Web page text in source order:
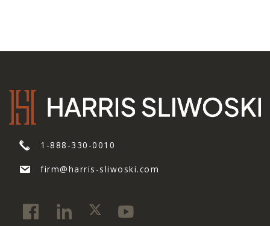
1-888-330-0010
firm@harris-sliwoski.com